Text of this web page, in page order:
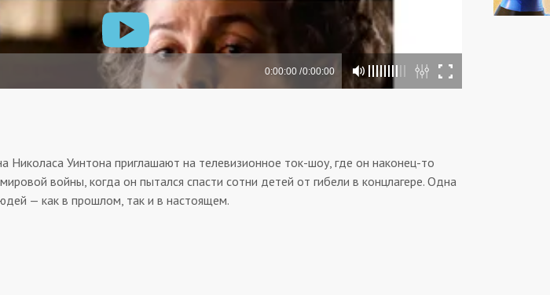
Николаса Уинтона приглашают на телевизионное ток-шоу, где он наконец-то
войны, когда он пытался спасти сотни детей от гибели в концлагере. Одна
— как в прошлом, так и в настоящем.